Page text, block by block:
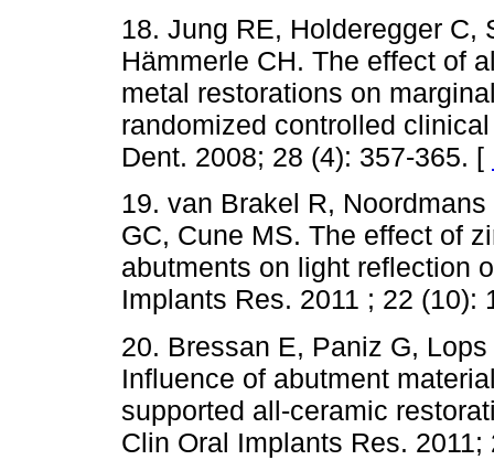
18. Jung RE, Holderegger C,
Hämmerle CH. The effect of
metal restorations on
randomized controlled
Dent. 2008; 28 (4): 357-365. [
19. van Brakel R,
GC, Cune MS. The effect of
abutments on light reflection
Implants Res. 2011 ; 22 (10):
20. Bressan E, Paniz G,
Influence of abutment
supported all-ceramic
Clin Oral Implants Res.